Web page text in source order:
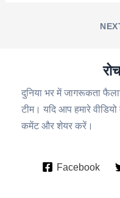
दुनिया भर में जागरूकता
टीम। यदि आप हमारे
कमेंट और शेयर करें।
Facebook